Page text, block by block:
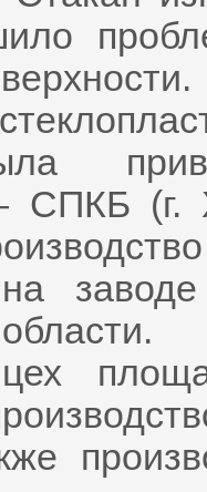
СПКБ (г.
на
цех